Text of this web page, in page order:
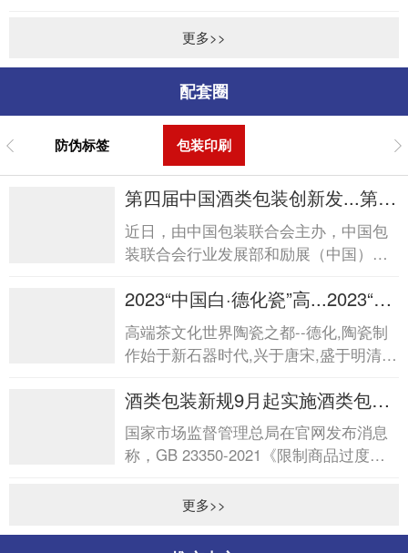
事儿。商标、无统一包装...
更多>>
配套圈
防伪标签 包装印刷
第四届中国酒类包装创新发...第四
届中国酒类包装创新发...
近日，由中国包装联合会主办，中国包
装联合会行业发展部和励展（中国）投
创新发展论坛&rdq...
2023“中国白·德化瓷”高...2023“中
国白·德化瓷”高...
高端茶文化世界陶瓷之都--德化,陶瓷制
作始于新石器时代,兴于唐宋,盛于明清,
以“白”见...
酒类包装新规9月起实施酒类包装
新规9月起实施
国家市场监督管理总局在官网发布消息
称，GB 23350-2021《限制商品过度包
将于2023年9月起实施。新...
更多>>